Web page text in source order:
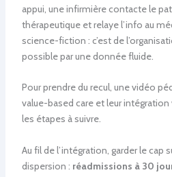
appui, une infirmière contacte le
thérapeutique et relaye l’info au
science-fiction : c’est de
possible par une donnée fluide.
Pour prendre du recul, une vidéo
value-based care et leur intégration
les étapes à suivre.
Au fil de l’intégration, garder le cap
dispersion : réadmissions à 30